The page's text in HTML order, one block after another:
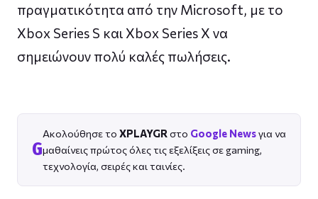
πραγματικότητα από την Microsoft, με το
Xbox Series S και Xbox Series X να
σημειώνουν πολύ καλές πωλήσεις.
G
Ακολούθησε το XPLAYGR στο Google Newsγια να
μαθαίνεις πρώτος όλες τις εξελίξεις σε gaming,
τεχνολογία, σειρές και ταινίες.